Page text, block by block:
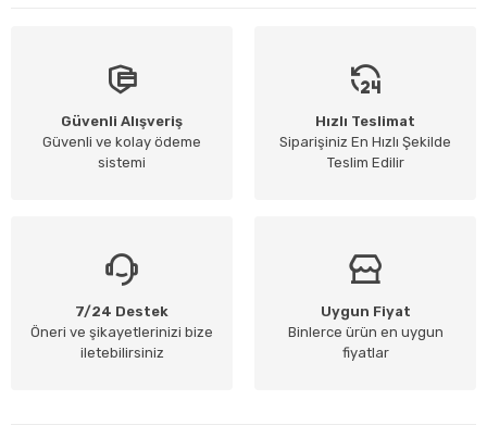
Güvenli Alışveriş
Güvenli ve kolay ödeme
sistemi
Hızlı Teslimat
Siparişiniz En Hızlı Şekilde
Teslim Edilir
7/24 Destek
Öneri ve şikayetlerinizi bize
iletebilirsiniz
Uygun Fiyat
Binlerce ürün en uygun
fiyatlar